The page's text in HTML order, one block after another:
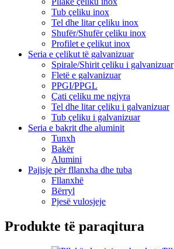
Tub çeliku inox
Tel dhe litar çeliku inox
Shufër/Shufër çeliku inox
Profilet e çelikut inox
Seria e çelikut të galvanizuar
Spirale/Shirit çeliku i galvanizuar
Fletë e galvanizuar
PPGI/PPGL
Çati çeliku me ngjyra
Tel dhe litar çeliku i galvanizuar
Tub çeliku i galvanizuar
Seria e bakrit dhe aluminit
Tunxh
Bakër
Alumini
Pajisje për fllanxha dhe tuba
Fllanxhë
Bërryl
Pjesë vulosjeje
Produkte të paraqitura